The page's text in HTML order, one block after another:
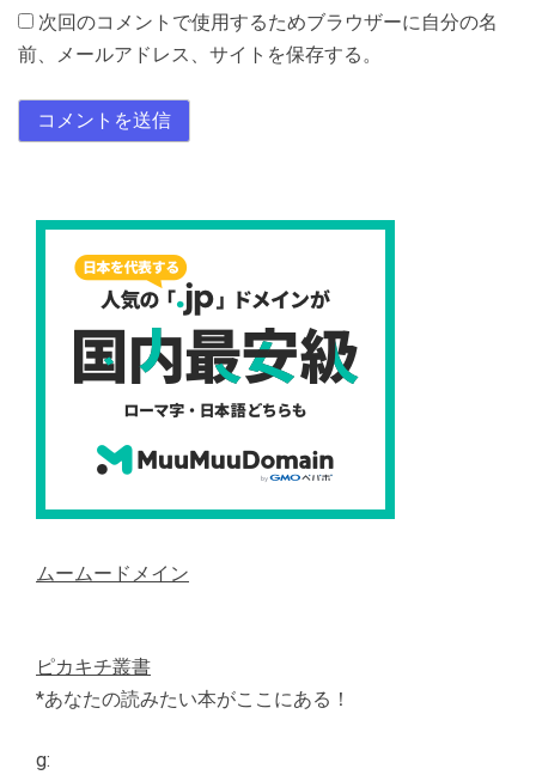
次回のコメントで使用するためブラウザーに自分の名
前、メールアドレス、サイトを保存する。
ムームードメイン
ピカキチ叢書
*あなたの読みたい本がここにある！
g: